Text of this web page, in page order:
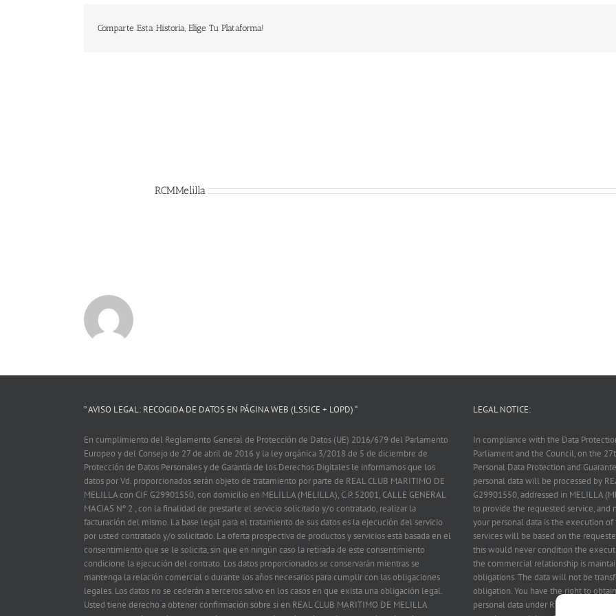
Comparte Esta Historia, Elige Tu Plataforma!
RCMMelilla
” AVISO LEGAL: RECOGIDA DE DATOS EN PÁGINA WEB (LSSICE + LOPD) “
En cumplimiento del Reglamento General de Protección de Datos (UE) 2016/679 del Parlamento
Europeo y del Consejo de 27 de abril de 2016 y la ley orgánica 3/2018 de 5 de diciembre de
Protección de Datos Personales y de Garantía de los Derechos Digitales le informamos que los
datos por Vd. proporcionados serán objeto de tratamiento por parte de REAL CLUB MARITIMO DE
MELILLA con CIF G29901550, con domicilio en MELILLA (MELILLA), C.P. 52001, CALLE GENERAL
MACIAS Nº 2 , con la finalidad de prestarle el servicio solicitado y/o contratado, realizar la
facturación del mismo. La base legal para el tratamiento de sus datos es la ejecución del servicio
por usted contratado y/o solicitado. La oferta prospectiva de productos y servicios está basada en el
consentimiento que se le solicita, sin que en ningún caso la retirada de este consentimiento
condicione la ejecución del contrato. Los datos proporcionados se conservarán mientras se
mantenga la relación comercial o durante los años necesarios para cumplir con las obligaciones
legales. Los datos no se cederán a terceros salvo en los casos en que exista una obligación legal.
Usted tiene derecho a obtener confirmación sobre si en REAL CLUB MARITIMO DE MELILLA
LEGAL NOTICE:
In compliance with the Data
Parliament and the Council, on the
Personal Data Protection and
personal data will be processed by
G29901550, addressed in MELILLA
to provide the requested service,
your personal data is the execution
services will be based on the
this would never condition the
the commercial relationship is
obligations. The data will not be
obligation. You have the right to
personal data under REAL CLUB